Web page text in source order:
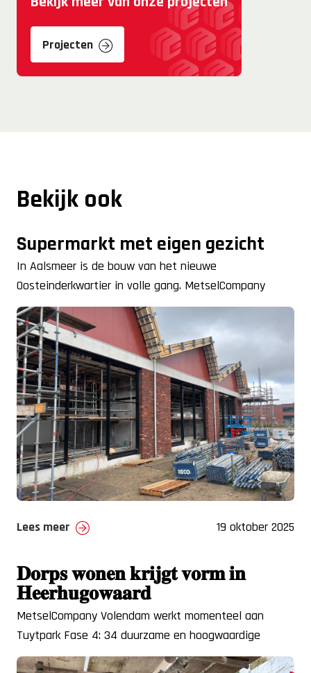
Projecten
Bekijk ook
Supermarkt met eigen gezicht
In Aalsmeer is de bouw van het nieuwe
Oosteinderkwartier in volle gang. MetselCompany
Volendam levert hier een belangrijke bijdrage aan
Lees meer 19 oktober 2025
𝐃𝐨𝐫𝐩𝐬 𝐰𝐨𝐧𝐞𝐧 𝐤𝐫𝐢𝐣𝐠𝐭 𝐯𝐨𝐫𝐦 𝐢𝐧
𝐇𝐞𝐞𝐫𝐡𝐮𝐠𝐨𝐰𝐚𝐚𝐫𝐝
MetselCompany Volendam werkt momenteel aan
Tuytpark Fase 4: 34 duurzame en hoogwaardige
woningen op een fraaie, landelijke locatie. Dit project